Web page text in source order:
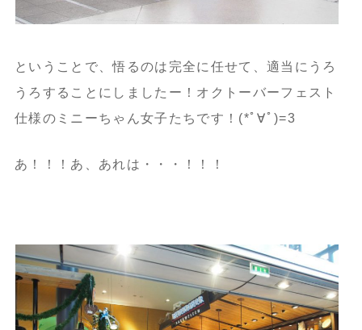
ということで、悟るのは完全に任せて、適当にうろ
うろすることにしましたー！オクトーバーフェスト
仕様のミニーちゃん女子たちです！(*ﾟ∀ﾟ)=3
あ！！！あ、あれは・・・！！！